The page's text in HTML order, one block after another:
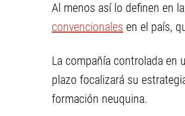
Al menos así lo definen en
convencionales en el país,
La compañía controlada en
plazo focalizará su
formación neuquina.